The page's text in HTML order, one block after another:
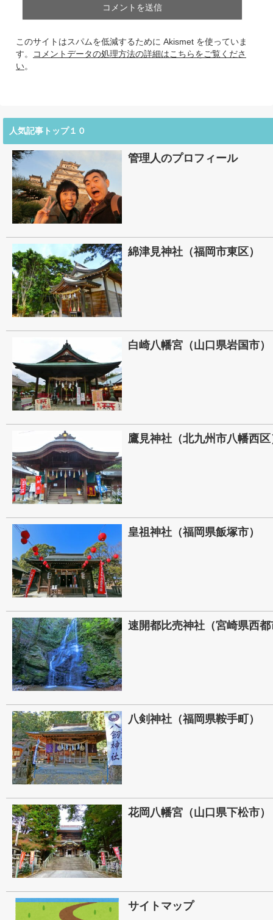
このサイトはスパムを低減するために Akismet を使っていま
す。
コメントデータの処理方法の詳細はこちらをご覧くださ
い。
人気記事トップ１０
管理人のプロフィール
綿津見神社（福岡市東区）
白崎八幡宮（山口県岩国市）
鷹見神社（北九州市八幡西区
皇祖神社（福岡県飯塚市）
速開都比売神社（宮崎県西
八剣神社（福岡県鞍手町）
花岡八幡宮（山口県下松市）
サイトマップ